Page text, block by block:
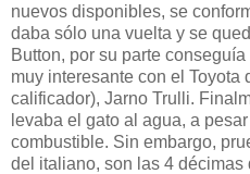
nuevos disponibles, se
daba sólo una vuelta y se
Button, por su parte
muy interesante con el Toyota
calificador), Jarno Trulli.
levaba el gato al agua, a
combustible. Sin embargo,
del italiano, son las 4